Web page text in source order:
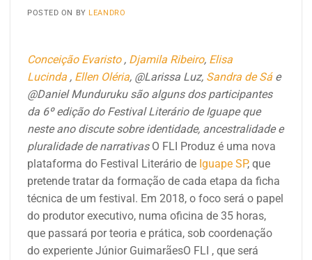
POSTED ON BY LEANDRO
Conceição Evaristo, Djamila Ribeiro, Elisa
Lucinda , Ellen Oléria, @Larissa Luz, Sandra de Sáe
@Daniel Munduruku são alguns dos participantes
da 6º edição do Festival Literário de Iguape que
neste ano discute sobre identidade, ancestralidade e
pluralidade de narrativasO FLI Produz é uma nova
plataforma do Festival Literário de Iguape SP, que
pretende tratar da formação de cada etapa da ficha
técnica de um festival. Em 2018, o foco será o papel
do produtor executivo, numa oficina de 35 horas,
que passará por teoria e prática, sob coordenação
do experiente Júnior GuimarãesO FLI , que será